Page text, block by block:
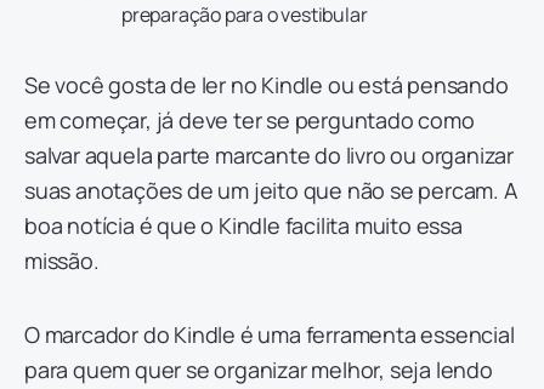
preparação para o vestibular
Se você gosta de ler no Kindle ou está pensando
em começar, já deve ter se perguntado como
salvar aquela parte marcante do livro ou organizar
suas anotações de um jeito que não se percam. A
boa notícia é que o Kindle facilita muito essa
missão.
O marcador do Kindle é uma ferramenta essencial
para quem quer se organizar melhor, seja lendo